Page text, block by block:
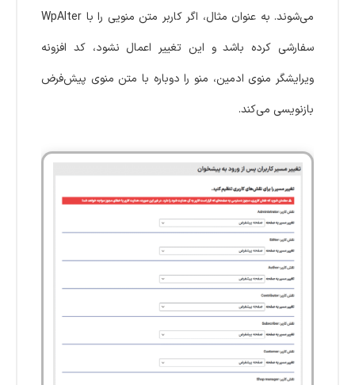
می‌شوند. به عنوان مثال، اگر کاربر متن منویی را با WpAlter
سفارشی کرده باشد و این تغییر اعمال نشود، کد افزونه
ویرایشگر منوی ادمین، منو را دوباره با متن منوی پیش‌فرض
بازنویسی می‌کند.